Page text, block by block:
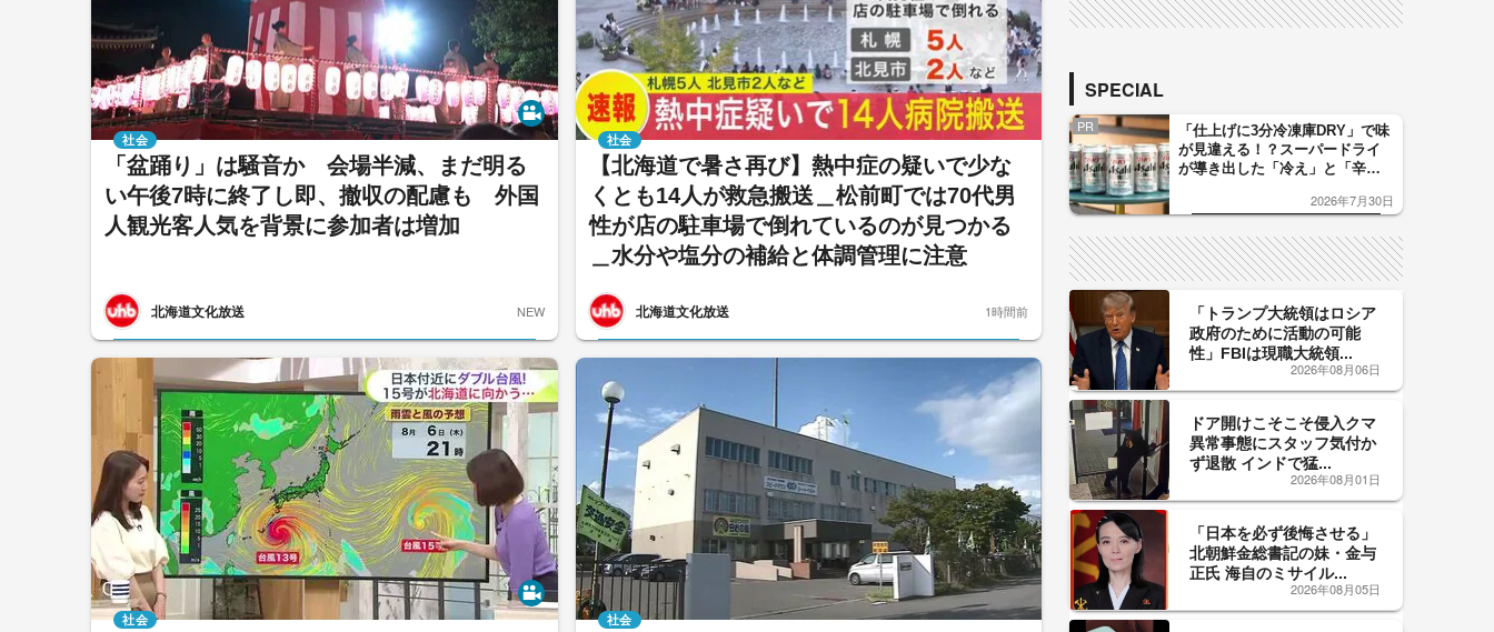
「盆踊り」は騒音か 会場半減、まだ明る
い午後7時に終了し即、撤収の配慮も 外国
人観光客人気を背景に参加者は増加
北海道文化放送
社会
NEW
【北海道で暑さ再び】熱中症の疑いで少な
くとも14人が救急搬送＿松前町では70代男
性が店の駐車場で倒れているのが見つかる
＿水分や塩分の補給と体調管理に注意
北海道文化放送
社会
1時間前
社会 社会
SPECIAL
PR
「仕上げに3分冷凍庫DRY」で味
が見違える！？スーパードライ
が導き出した「冷え」と「辛
した「辛口カーブ」が飲み頃の
2026年7月30日
「トランプ大統領はロシア
政府のために活動の可能
性」FBIは現職大統領...
2026年08月06日
ドア開けこそこそ侵入クマ
異常事態にスタッフ気付か
ず退散 インドで猛...
2026年08月01日
「日本を必ず後悔させる」
北朝鮮金総書記の妹・金与
正氏 海自のミサイル...
2026年08月05日